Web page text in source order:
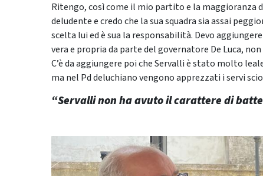
Ritengo, così come il mio partito e la maggioranza
deludente e credo che la sua squadra sia assai
scelta lui ed è sua la responsabilità. Devo
vera e propria da parte del governatore De Luca,
C’è da aggiungere poi che Servalli è stato molto
ma nel Pd deluchiano vengono apprezzati i servi
“Servalli non ha avuto il carattere di